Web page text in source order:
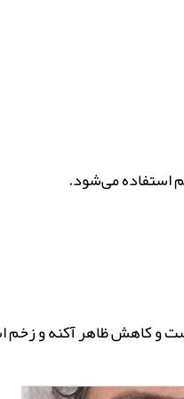
استفاده می‌شود.
و کاهش ظاهر آکنه و